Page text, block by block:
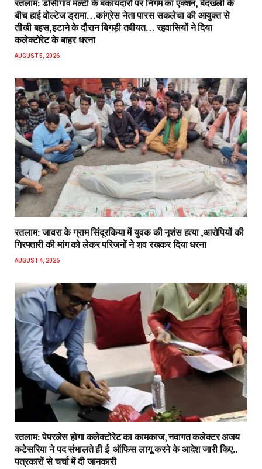
रतलाम: डोसीगांव मल्टी के बकायदारों पर निगम का एक्शन, बेदखली के
बीच हाई वोल्टेज ड्रामा…कांग्रेस नेता पारस सकलेचा की आयुक्त से
तीखी बहस,हटाने के दौरान बिगड़ी तबीयत… रहवासियों ने दिया
कलेक्टोरेट के बाहर धरना
AUGUST 5, 2026
रतलाम: जावरा के ग्राम सिंदूरकिया में युवक की नृशंस हत्या ,आरोपियों की
गिरफ्तारी की मांग को लेकर परिजनों ने शव रखकर दिया धरना
AUGUST 4, 2026
रतलाम: पेपरलेस होगा कलेक्टोरेट का कामकाज, नवागत कलेक्टर अजय
कटेसरिया ने पद संभालते ही ई-ऑफिस लागू करने के आदेश जारी किए..
पत्रकारों से चर्चा में दी जानकारी